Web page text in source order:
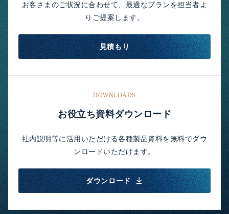
お客さまのご状況に合わせて、最適なプランを担当者よ
りご提案します。
見積もり
DOWNLOADS
お役立ち資料ダウンロード
社内説明等に活用いただける各種製品資料を無料でダウ
ンロードいただけます。
ダウンロード